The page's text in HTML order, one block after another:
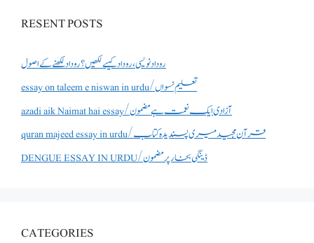
RESENT POSTS
روداد نویسی ،روداد کیسے لکھیں؟ روداد لکھنے کے اصول
essay on taleem e niswan in urdu/تعلیم نسواں
azadi aik Naimat hai essay/آزادی ایک نعمت ہے مضمون
quran majeed essay in urdu/قرآن مجید میری پسندیدہ کتاب
DENGUE ESSAY IN URDU/ڈینگی بخار پر مضمون
CATEGORIES